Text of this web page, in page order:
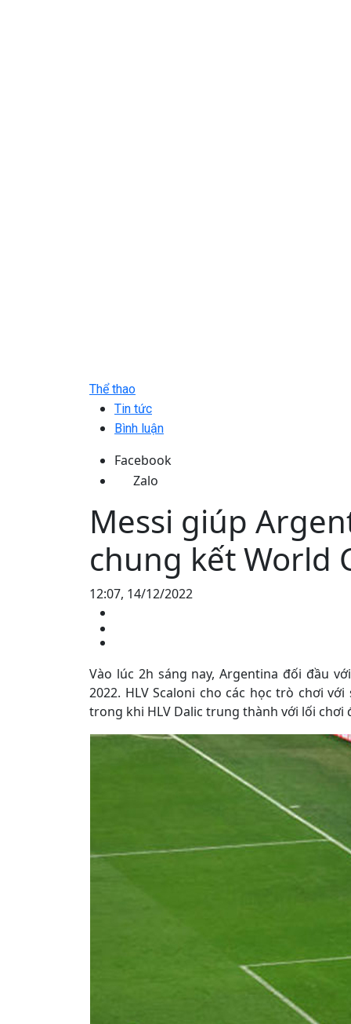
Thể thao
Tin tức
Bình luận
Facebook
Zalo
Messi giúp
chung kết World
12:07, 14/12/2022
Vào lúc 2h sáng nay, Argentina đối đầu
2022. HLV Scaloni cho các học trò chơi
trong khi HLV Dalic trung thành với lối chơi